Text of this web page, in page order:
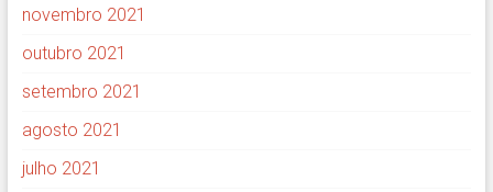
novembro 2021
outubro 2021
setembro 2021
agosto 2021
julho 2021